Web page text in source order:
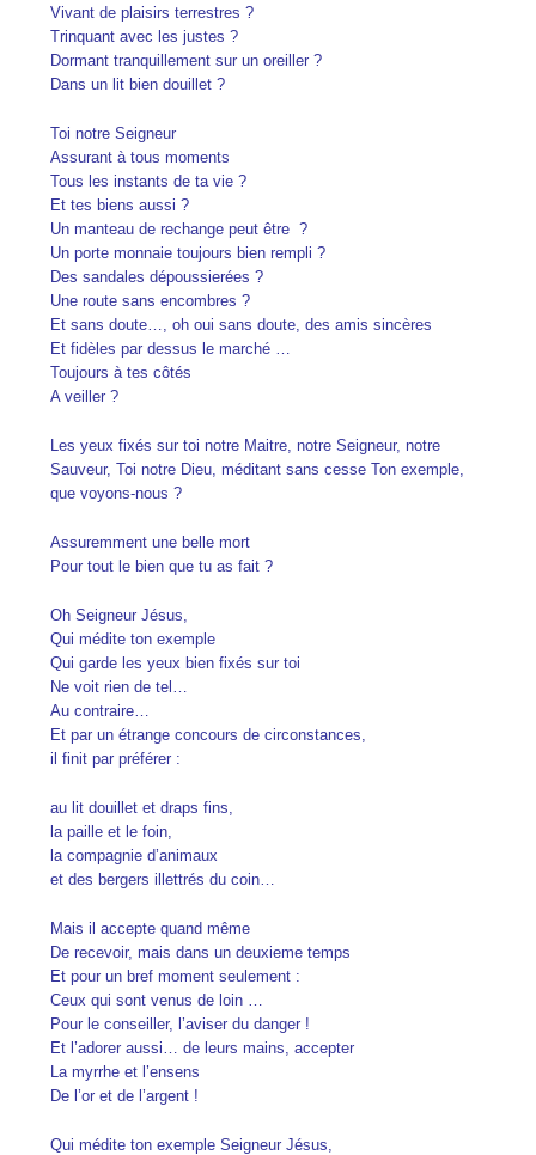
Vivant de plaisirs terrestres ?
Trinquant avec les justes ?
Dormant tranquillement sur un oreiller ?
Dans un lit bien douillet ?
Toi notre Seigneur
Assurant à tous moments
Tous les instants de ta vie ?
Et tes biens aussi ?
Un manteau de rechange peut être ?
Un porte monnaie toujours bien rempli ?
Des sandales dépoussierées ?
Une route sans encombres ?
Et sans doute…, oh oui sans doute, des amis sincères
Et fidèles par dessus le marché …
Toujours à tes côtés
A veiller ?
Les yeux fixés sur toi notre Maitre, notre Seigneur, notre
Sauveur, Toi notre Dieu, méditant sans cesse Ton exemple,
que voyons-nous ?
Assuremment une belle mort
Pour tout le bien que tu as fait ?
Oh Seigneur Jésus,
Qui médite ton exemple
Qui garde les yeux bien fixés sur toi
Ne voit rien de tel…
Au contraire…
Et par un étrange concours de circonstances,
il finit par préférer :
au lit douillet et draps fins,
la paille et le foin,
la compagnie d’animaux
et des bergers illettrés du coin…
Mais il accepte quand même
De recevoir, mais dans un deuxieme temps
Et pour un bref moment seulement :
Ceux qui sont venus de loin …
Pour le conseiller, l’aviser du danger !
Et l’adorer aussi… de leurs mains, accepter
La myrrhe et l’ensens
De l’or et de l’argent !
Qui médite ton exemple Seigneur Jésus,